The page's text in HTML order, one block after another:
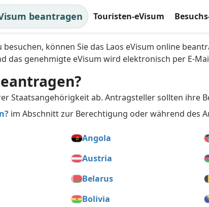
beantragen Touristen-eVisum
für berechtigte
können Sie das Laos eVisum online
genehmigte eVisum wird elektronisch per E-
Staatsangehörigkeit ab. Antragsteller sollten ihre
im Abschnitt zur Berechtigung oder während des
Angola
Austria
Belarus
Bolivia